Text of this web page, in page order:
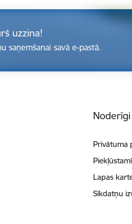
uzzina!
saņemšanai savā e-pastā.
Noderīgi
Privātuma
Lapas
Sīkdatņu